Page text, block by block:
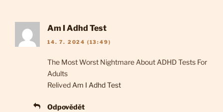
Am I Adhd Test
14. 7. 2024 (13:49)
The Most Worst Nightmare About ADHD Tests For
Adults
Relived Am I Adhd Test
Odpovědět